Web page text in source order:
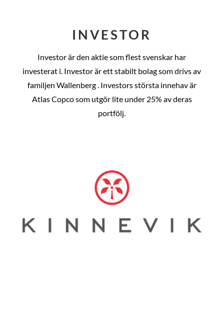
INVESTOR
Investor är den aktie som flest svenskar har
investerat i. Investor är ett stabilt bolag som drivs av
familjen Wallenberg . Investors största innehav är
Atlas Copco som utgör lite under 25% av deras
portfölj.